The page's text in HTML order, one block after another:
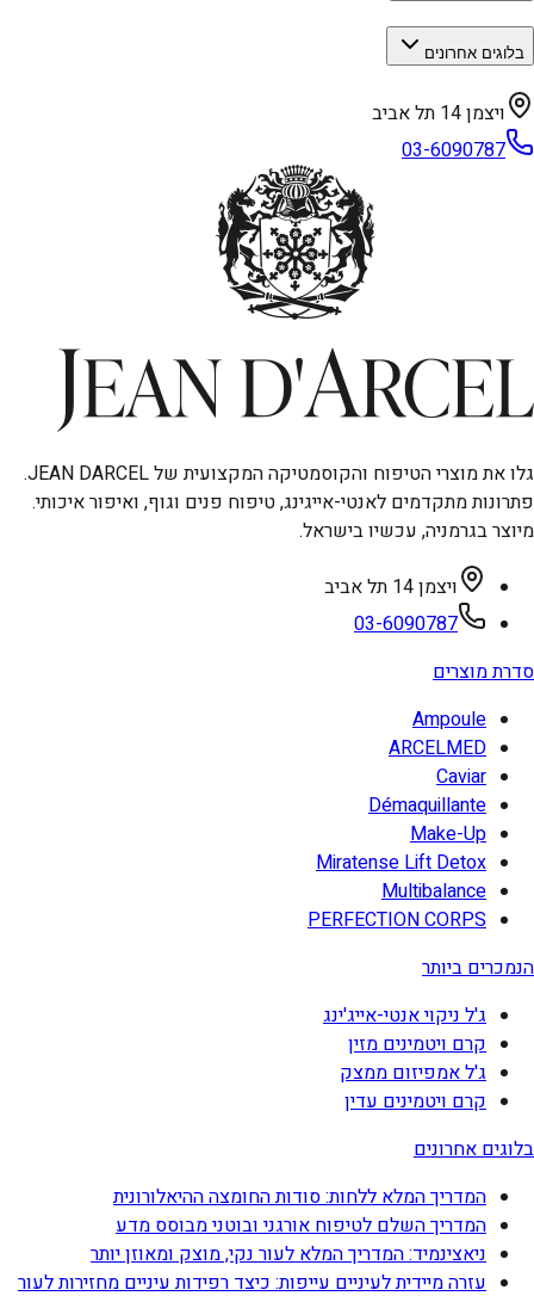
בלוגים אחרונים
ויצמן 14 תל אביב
03-6090787
גלו את מוצרי הטיפוח והקוסמטיקה המקצועית של JEAN DARCEL.
פתרונות מתקדמים לאנטי-אייגינג, טיפוח פנים וגוף, ואיפור איכותי.
מיוצר בגרמניה, עכשיו בישראל.
ויצמן 14 תל אביב
03-6090787
סדרת מוצרים
Ampoule
ARCELMED
Caviar
Démaquillante
Make-Up
Miratense Lift Detox
Multibalance
PERFECTION CORPS
הנמכרים ביותר
ג'ל ניקוי אנטי-אייג'ינג
קרם ויטמינים מזין
ג'ל אמפיזום ממצק
קרם ויטמינים עדין
בלוגים אחרונים
המדריך המלא ללחות: סודות החומצה ההיאלורונית
המדריך השלם לטיפוח אורגני ובוטני מבוסס מדע
ניאצינמיד: המדריך המלא לעור נקי, מוצק ומאוזן יותר
עזרה מיידית לעיניים עייפות: כיצד רפידות עיניים מחזירות לעור